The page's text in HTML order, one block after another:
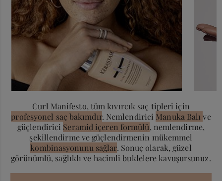
Curl Manifesto, tüm kıvırcık saç tipleri için
profesyonel saç bakımdır. Nemlendirici Manuka Balıve
güçlendirici Seramid içeren formülü, nemlendirme,
şekillendirme ve güçlendirmenin mükemmel
kombinasyonunu sağlar. Sonuç olarak, güzel
görünümlü, sağlıklı ve hacimli buklelere kavuşursunuz.